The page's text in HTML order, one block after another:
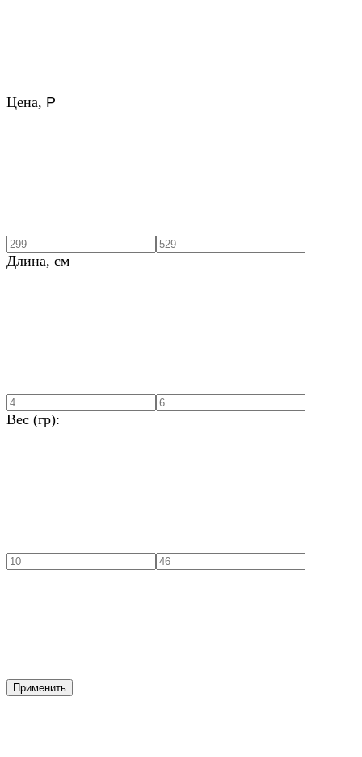
Цена, Р
Длина, см
Вес (гр):
Применить